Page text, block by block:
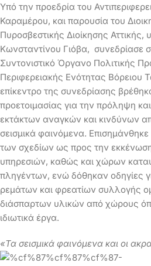
Υπό την προεδρία του
Καραμέρου, και παρουσία του
Πυροσβεστικής Διοίκησης Αττικής,
Κωνσταντίνου Γιόβα, συνεδρίασε
Συντονιστικό Όργανο Πολιτικής
Περιφερειακής Ενότητας Βόρειου
επίκεντρο της συνεδρίασης
προετοιμασίας για την πρόληψη
εκτάκτων αναγκών και κινδύνων
σεισμικά φαινόμενα.
των σχεδίων ως προς την
υπηρεσιών, καθώς και χώρων
πληγέντων, ενώ δόθηκαν οδηγίες
ρεμάτων και φρεατίων συλλογής
διάσπαρτων υλικών από χώρους
ιδιωτικά έργα.
«Τα σεισμικά φαινόμενα και οι